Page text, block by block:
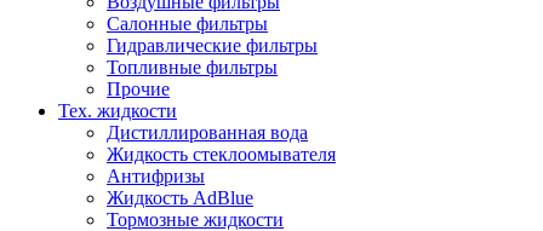
Салонные фильтры
Гидравлические фильтры
Топливные фильтры
Прочие
Тех. жидкости
Дистиллированная вода
Жидкость стеклоомывателя
Антифризы
Жидкость AdBlue
Тормозные жидкости